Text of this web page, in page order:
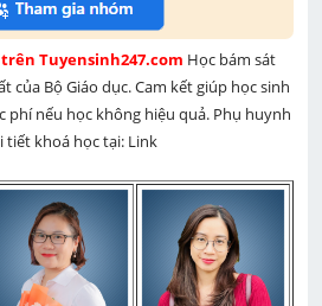
Tuyensinh247.com Học bám sát
của Bộ Giáo dục. Cam kết giúp học sinh
phí nếu học không hiệu quả. Phụ huynh
tiết khoá học tại: Link